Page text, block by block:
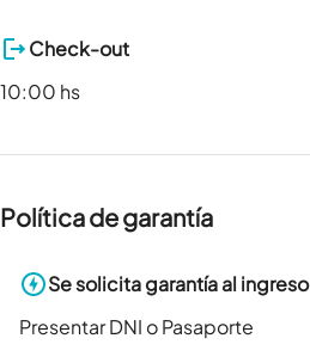
Check-out
10:00 hs
Política de garantía
Se solicita garantía al ingreso
Presentar DNI o Pasaporte